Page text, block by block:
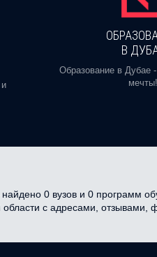
В
Образование в Дубае
мечты!
0 вузов и 0 программ
области с адресами,